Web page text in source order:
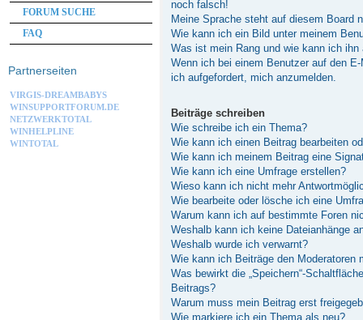
noch falsch!
Meine Sprache steht auf diesem Board
Wie kann ich ein Bild unter meinem
Was ist mein Rang und wie kann ich ihn
Wenn ich bei einem Benutzer auf den
ich aufgefordert, mich anzumelden.
Beiträge schreiben
Wie schreibe ich ein Thema?
Wie kann ich einen Beitrag bearbeiten
Wie kann ich meinem Beitrag eine
Wie kann ich eine Umfrage erstellen?
Wieso kann ich nicht mehr
Wie bearbeite oder lösche ich eine
Warum kann ich auf bestimmte Foren
Weshalb kann ich keine Dateianhänge
Weshalb wurde ich verwarnt?
Wie kann ich Beiträge den Moderatoren
Was bewirkt die „Speichern“-
Beitrags?
Warum muss mein Beitrag erst
Wie markiere ich ein Thema als neu?
FORUM SUCHE
FAQ
Partnerseiten
VIRGIS-DREAMBABYS
WINSUPPORTFORUM.DE
NETZWERKTOTAL
WINHELPLINE
WINTOTAL